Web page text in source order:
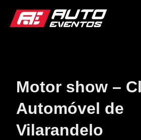
Motor show –
Automóvel de
Vilarandelo